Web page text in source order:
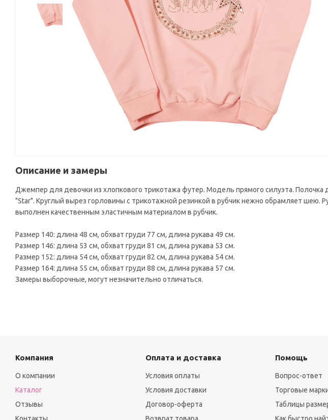
Описание и замеры
Джемпер для девочки из хлопкового трикотажа футер. Модель прямого силуэта. Полочка
"Star". Круглый вырез горловины с трикотажной резинкой в рубчик нежно обрамляет шею.
выполнен качественным эластичным материалом в рубчик.
Размер 140: длина 48 см, обхват груди 77 см, длина рукава 49 см.
Размер 146: длина 53 см, обхват груди 81 см, длина рукава 53 см.
Размер 152: длина 54 см, обхват груди 82 см, длина рукава 54 см.
Размер 164: длина 55 см, обхват груди 88 см, длина рукава 57 см.
Замеры выборочные, могут незначительно отличаться.
Компания
О компании
Каталог
Отзывы
Оплата и доставка
Условия оплаты
Условия доставки
Договор-оферта
Помощь
Вопрос-ответ
Торговые
Таблицы